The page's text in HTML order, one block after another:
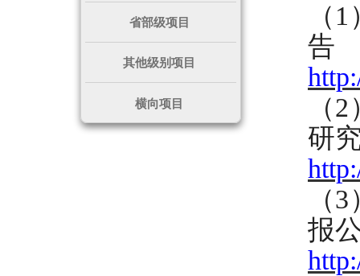
省部级项目
其他级别项目
横向项目
（ 1
告
（2
研
（3
报